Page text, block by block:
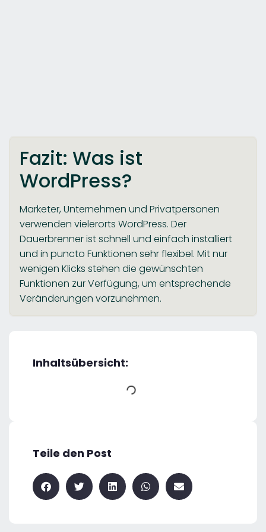
Fazit: Was ist
WordPress?
Marketer, Unternehmen und Privatpersonen
verwenden vielerorts WordPress. Der
Dauerbrenner ist schnell und einfach installiert
und in puncto Funktionen sehr flexibel. Mit nur
wenigen Klicks stehen die gewünschten
Funktionen zur Verfügung, um entsprechende
Veränderungen vorzunehmen.
Inhaltsübersicht:
Teile den Post